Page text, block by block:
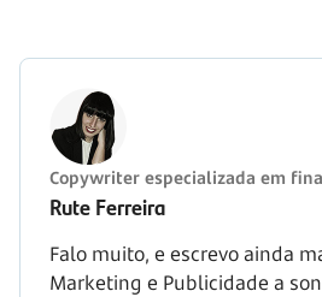
Copywriter especializada em
Rute Ferreira
Falo muito, e escrevo ainda
Marketing e Publicidade a